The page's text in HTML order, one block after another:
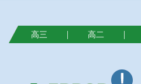
高三 | 高二 |